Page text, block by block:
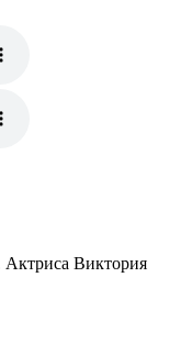
Актриса Виктория